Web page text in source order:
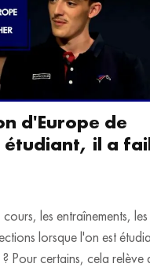
d'Europe de
étudiant, il a
les entraînements, les
lorsque l'on est
Pour certains, cela relève